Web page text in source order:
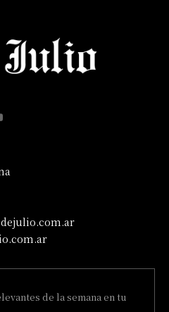
de la semana en tu